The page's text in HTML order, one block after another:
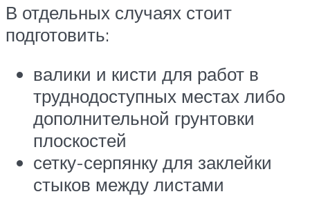
В отдельных случаях стоит
подготовить:
валики и кисти для работ в
труднодоступных местах либо
дополнительной грунтовки
плоскостей
сетку-серпянку для заклейки
стыков между листами